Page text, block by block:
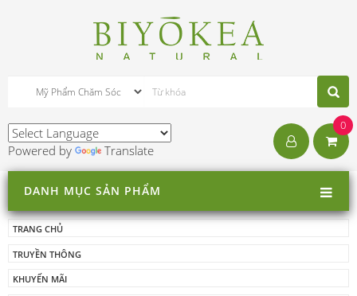
Powered by Translate
0
DANH MỤC SẢN PHẨM
TRANG CHỦ
TRUYỀN THÔNG
KHUYẾN MÃI